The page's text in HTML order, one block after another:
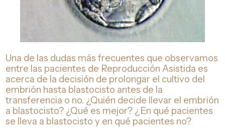
Una de las dudas más frecuentes que observamos
entre las pacientes de Reproducción Asistida es
acerca de la decisión de prolongar el cultivo del
embrión hasta blastocisto antes de la
transferencia o no. ¿Quién decide llevar el embrión
a blastocisto? ¿Qué es mejor? ¿En qué pacientes
se lleva a blastocisto y en qué pacientes no?